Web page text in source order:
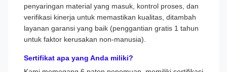
penyaringan material yang masuk, kontrol proses, dan
verifikasi kinerja untuk memastikan kualitas, ditambah
layanan garansi yang baik (penggantian gratis 1 tahun
untuk faktor kerusakan non-manusia).
Sertifikat apa yang Anda miliki?